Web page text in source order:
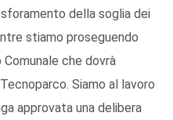
della soglia dei
stiamo proseguendo
che dovrà
Siamo al lavoro
approvata una delibera